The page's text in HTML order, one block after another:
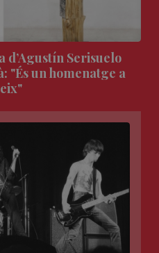
d’Agustín Serisuelo
"És un homenatge a